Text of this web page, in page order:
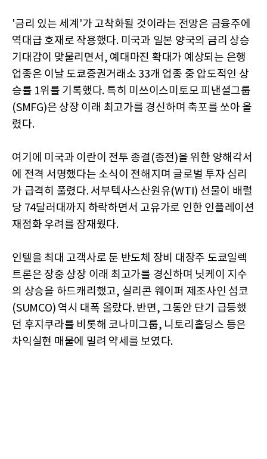
'금리 있는 세계'가 고착화될 것이라는 전망은 금융주에
역대급 호재로 작용했다. 미국과 일본 양국의 금리 상승
기대감이 맞물리면서, 예대마진 확대가 예상되는 은행
업종은 이날 도쿄증권거래소 33개 업종 중 압도적인 상
승률 1위를 기록했다. 특히 미쓰이스미토모 피낸셜그룹
(SMFG)은 상장 이래 최고가를 경신하며 축포를 쏘아 올
렸다.
여기에 미국과 이란이 전투 종결(종전)을 위한 양해각서
에 전격 서명했다는 소식이 전해지며 글로벌 투자 심리
가 급격히 풀렸다. 서부텍사스산원유(WTI) 선물이 배럴
당 74달러대까지 하락하면서 고유가로 인한 인플레이션
재점화 우려를 잠재웠다.
인텔을 최대 고객사로 둔 반도체 장비 대장주 도쿄일렉
트론은 장중 상장 이래 최고가를 경신하며 닛케이 지수
의 상승을 하드캐리했고, 실리콘 웨이퍼 제조사인 섬코
(SUMCO) 역시 대폭 올랐다. 반면, 그동안 단기 급등했
던 후지쿠라를 비롯해 코나미그룹, 니토리홀딩스 등은
차익실현 매물에 밀려 약세를 보였다.